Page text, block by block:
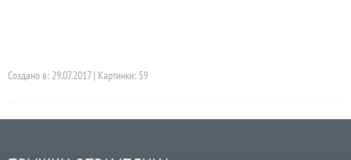
Создано в: 29.07.2017 | Картинки: 59